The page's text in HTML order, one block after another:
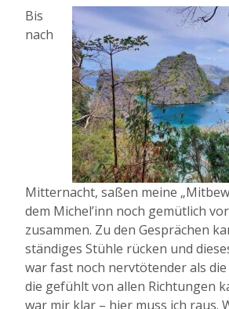
Bis
nach
Mitternacht, saßen meine
dem Michel’inn noch gemütlich
zusammen. Zu den Gesprächen
ständiges Stühle rücken und
war fast noch nervtötender als
die gefühlt von allen Richtungen
war mir klar – hier muss ich raus.